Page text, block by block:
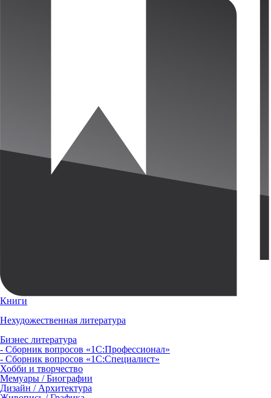
Книги
Нехудожественная литература
Бизнес литература
- Сборник вопросов «1С:Профессионал»
- Сборник вопросов «1С:Специалист»
Хобби и творчество
Мемуары / Биографии
Дизайн / Архитектура